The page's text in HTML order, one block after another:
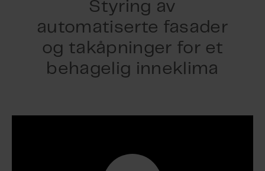
Styring av
automatiserte fasader
og takåpninger for et
behagelig inneklima